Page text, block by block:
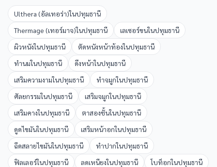
Ulthera (อัลเทอร่า)ในปทุมธานี
Thermage (เทอร์มาจ)ในปทุมธานี เลเซอร์ขนในปทุมธานี
ผิวหนังในปทุมธานี ตัดหนังหน้าท้องในปทุมธานี
ทำนมในปทุมธานี ดึงหน้าในปทุมธานี
เสริมความงามในปทุมธานี ทำจมูกในปทุมธานี
ศัลยกรรมในปทุมธานี เสริมจมูกในปทุมธานี
เสริมคางในปทุมธานี ตาสองชั้นในปทุมธานี
ดูดไขมันในปทุมธานี เสริมหน้าอกในปทุมธานี
ฉีดสลายไขมันในปทุมธานี ทำปากในปทุมธานี
ฟิลเลอร์ในปทุมธานี ลดเหนียงในปทุมธานี โบท็อกในปทุมธานี